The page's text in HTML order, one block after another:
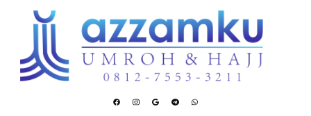
Azzamku Umroh dan Hajj